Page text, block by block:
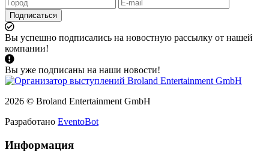
Подписаться
Вы успешно подписались на новостную рассылку от нашей
компании!
Вы уже подписаны на наши новости!
2026 © Broland Entertainment GmbH
Разработано EventoBot
Информация